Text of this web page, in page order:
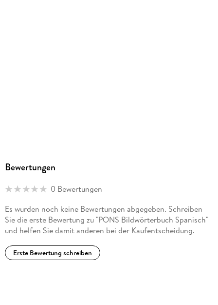
Bewertungen
0 Bewertungen
Es wurden noch keine Bewertungen abgegeben. Schreiben
Sie die erste Bewertung zu "PONS Bildwörterbuch Spanisch"
und helfen Sie damit anderen bei der Kaufentscheidung.
Erste Bewertung schreiben